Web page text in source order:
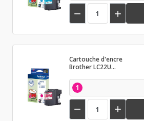
 
Cartouche d'encre
Brother LC22U
1
 